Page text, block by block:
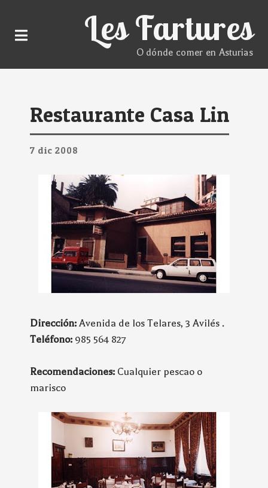
Les Fartures
O dónde comer en Asturias
Restaurante Casa Lin
7 dic 2008
Dirección: Avenida de los Telares, 3 Avilés .
Teléfono: 985 564 827
Recomendaciones: Cualquier pescao o
marisco